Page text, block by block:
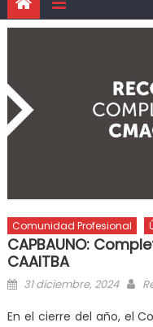
Comunidad Profesional
CAPBAUNO:
CAAITBA
31 diciembre, 2024
En el cierre del año, el